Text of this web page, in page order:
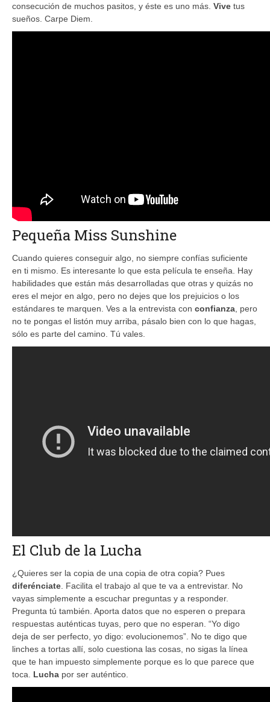
consecución de muchos pasitos, y éste es uno más. Vive tus
sueños. Carpe Diem.
Pequeña Miss Sunshine
Cuando quieres conseguir algo, no siempre confías suficiente
en ti mismo. Es interesante lo que esta película te enseña. Hay
habilidades que están más desarrolladas que otras y quizás no
eres el mejor en algo, pero no dejes que los prejuicios o los
estándares te marquen. Ves a la entrevista con confianza , pero
no te pongas el listón muy arriba, pásalo bien con lo que hagas,
sólo es parte del camino. Tú vales.
El Club de la Lucha
¿Quieres ser la copia de una copia de otra copia? Pues
diferénciate . Facilita el trabajo al que te va a entrevistar. No
vayas simplemente a escuchar preguntas y a responder.
Pregunta tú también. Aporta datos que no esperen o prepara
respuestas auténticas tuyas, pero que no esperan. “Yo digo
deja de ser perfecto, yo digo: evolucionemos”. No te digo que
linches a tortas allí, solo cuestiona las cosas, no sigas la línea
que te han impuesto simplemente porque es lo que parece que
toca. Lucha por ser auténtico.